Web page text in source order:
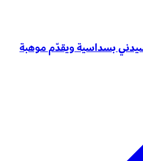
بسداسية ويقدّم موهبة